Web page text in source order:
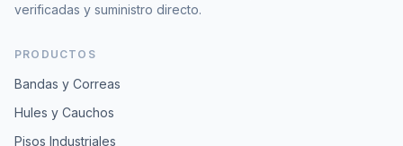
verificadas y suministro directo.
PRODUCTOS
Bandas y Correas
Hules y Cauchos
Pisos Industriales